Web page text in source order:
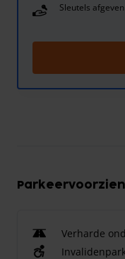
Sleutels afgeven
Verharde